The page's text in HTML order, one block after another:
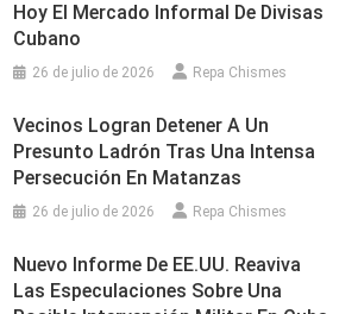
Hoy El Mercado Informal De Divisas
Cubano
26 de julio de 2026 Repa Chismes
Vecinos Logran Detener A Un
Presunto Ladrón Tras Una Intensa
Persecución En Matanzas
26 de julio de 2026 Repa Chismes
Nuevo Informe De EE.UU. Reaviva
Las Especulaciones Sobre Una